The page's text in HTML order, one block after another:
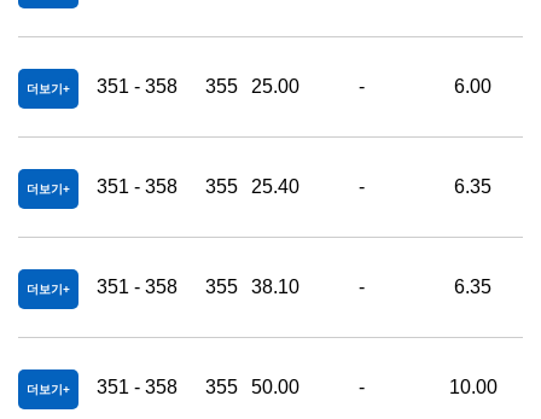
더보기 351 - 358 355 25.00 - 6.00
더보기 351 - 358 355 25.40 - 6.35
더보기 351 - 358 355 38.10 - 6.35
더보기 351 - 358 355 50.00 - 10.00